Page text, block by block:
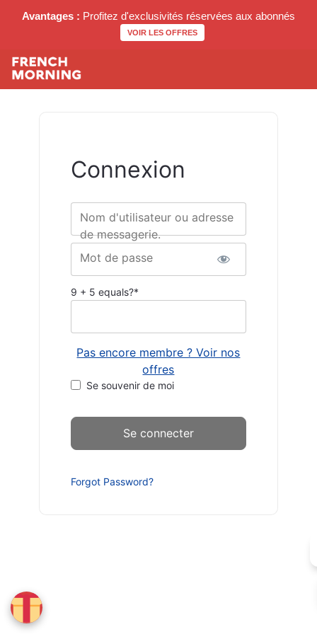
Avantages : Profitez d'exclusivités réservées aux abonnés
VOIR LES OFFRES
Connexion
Nom d'utilisateur ou adresse
de messagerie.
Mot de passe
9 + 5 equals?*
Pas encore membre ? Voir nos
offres
Se souvenir de moi
Forgot Password?